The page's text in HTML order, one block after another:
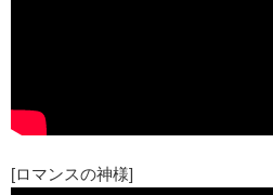
[ロマンスの神様]